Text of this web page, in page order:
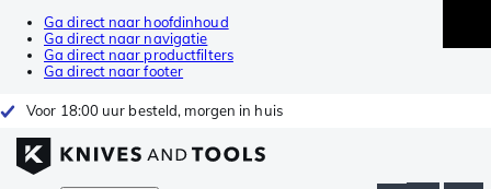
Ga direct naar hoofdinhoud
Ga direct naar navigatie
Ga direct naar productfilters
Ga direct naar footer
Voor 18:00 uur besteld, morgen in huis